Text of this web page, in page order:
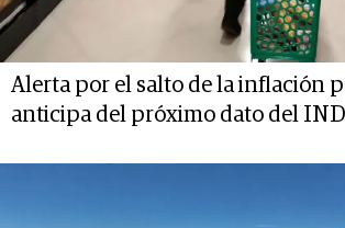
Alerta por el salto de la inflación
anticipa del próximo dato del